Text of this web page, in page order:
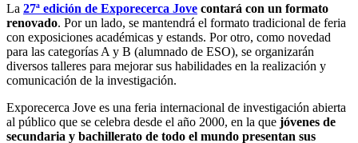
La 27ª edición de Exporecerca Jove contará con un formato
renovado. Por un lado, se mantendrá el formato tradicional de feria
con exposiciones académicas y estands. Por otro, como novedad
para las categorías A y B (alumnado de ESO), se organizarán
diversos talleres para mejorar sus habilidades en la realización y
comunicación de la investigación.
Exporecerca Jove es una feria internacional de investigación abierta
al público que se celebra desde el año 2000, en la que jóvenes de
secundaria y bachillerato de todo el mundo presentan sus